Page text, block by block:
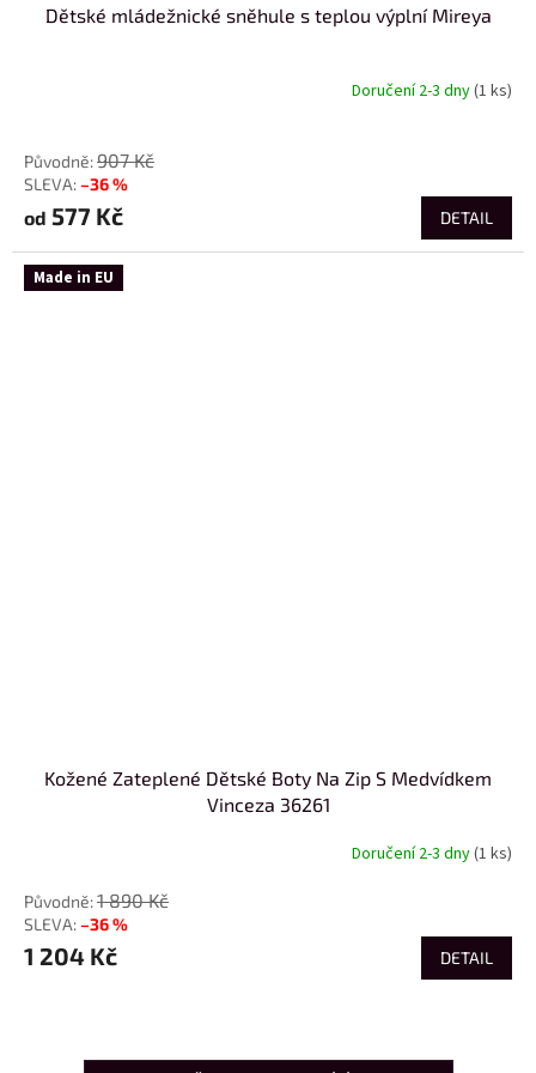
Dětské mládežnické sněhule s teplou výplní Mireya
Doručení 2-3 dny(1 ks)
907 Kč
–36 %
od 577 Kč DETAIL
Made in EU
Kožené Zateplené Dětské Boty Na Zip S Medvídkem
Vinceza 36261
Doručení 2-3 dny(1 ks)
1 890 Kč
–36 %
1 204 Kč DETAIL